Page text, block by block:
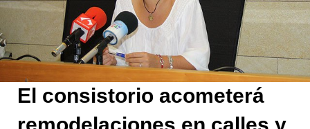
El consistorio acometerá
remodelaciones en calles y